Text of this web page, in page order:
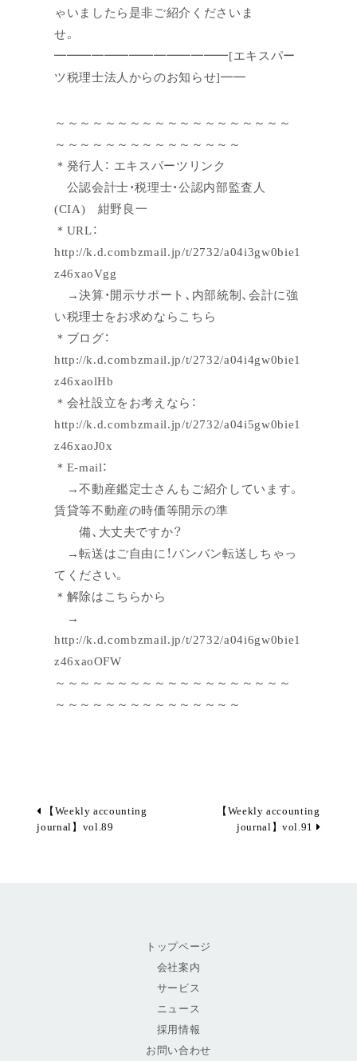
ゃいましたら是非ご紹介くださいま
せ。
━━━━━━━━━━━━━━[エキスパー
ツ税理士法人からのお知らせ]━━
～～～～～～～～～～～～～～～～～～～
～～～～～～～～～～～～～～～
＊発行人： エキスパーツリンク
公認会計士・税理士・公認内部監査人
(CIA) 紺野良一
＊URL：
http://k.d.combzmail.jp/t/2732/a04i3gw0bie1
z46xaoVgg
→決算・開示サポート、内部統制、会計に強
い税理士をお求めならこちら
＊ブログ：
http://k.d.combzmail.jp/t/2732/a04i4gw0bie1
z46xaolHb
＊会社設立をお考えなら：
http://k.d.combzmail.jp/t/2732/a04i5gw0bie1
z46xaoJ0x
＊E-mail：
→不動産鑑定士さんもご紹介しています。
賃貸等不動産の時価等開示の準
備、大丈夫ですか？
→転送はご自由に！バンバン転送しちゃっ
てください。
＊解除はこちらから
→
http://k.d.combzmail.jp/t/2732/a04i6gw0bie1
z46xaoOFW
～～～～～～～～～～～～～～～～～～～
～～～～～～～～～～～～～～～
【Weekly accounting
journal】vol.89
【Weekly accounting
journal】vol.91
トップページ
会社案内
サービス
ニュース
採用情報
お問い合わせ